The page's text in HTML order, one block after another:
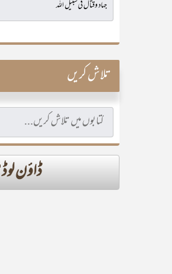
تلاش کریں
ڈاؤن لوڈ PDF